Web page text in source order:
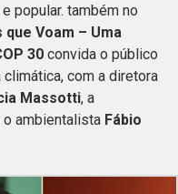
popular. também no
que Voam – Uma
30 convida o público
com a diretora
Massotti, a
o ambientalista Fábio